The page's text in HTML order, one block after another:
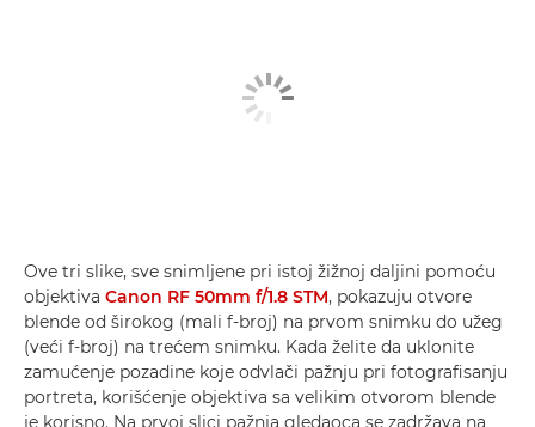
Ove tri slike, sve snimljene pri istoj žižnoj daljini pomoću
objektiva Canon RF 50mm f/1.8 STM, pokazuju otvore
blende od širokog (mali f-broj) na prvom snimku do užeg
(veći f-broj) na trećem snimku. Kada želite da uklonite
zamućenje pozadine koje odvlači pažnju pri fotografisanju
portreta, korišćenje objektiva sa velikim otvorom blende
je korisno. Na prvoj slici pažnja gledaoca se zadržava na